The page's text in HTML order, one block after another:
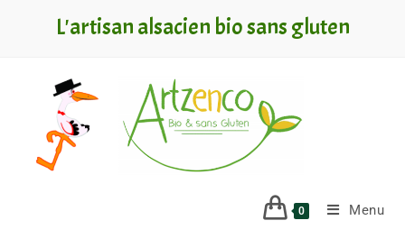
L'artisan alsacien bio sans gluten
0 Menu